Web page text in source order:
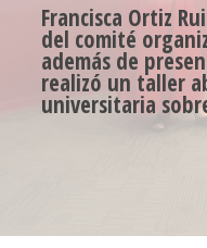
Francisca Ortiz
del comité
además de
realizó un taller
universitaria